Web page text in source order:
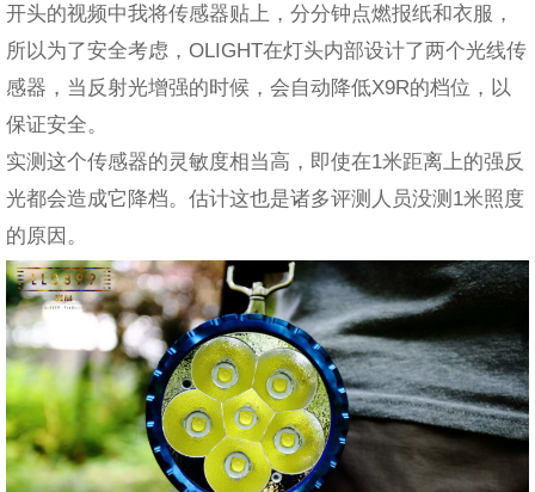
开头的视频中我将传感器贴上，分分钟点燃报纸和衣服，
所以为了安全考虑，OLIGHT在灯头内部设计了两个光线传
感器，当反射光增强的时候，会自动降低X9R的档位，以
保证安全。
实测这个传感器的灵敏度相当高，即使在1米距离上的强反
光都会造成它降档。估计这也是诸多评测人员没测1米照度
的原因。